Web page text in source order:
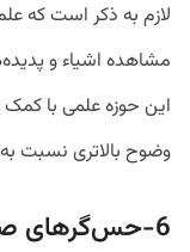
لازم به ذکر است که
مشاهده اشیاء و
این حوزه علمی با کمک
وضوح بالاتری نسبت
6-حس‌گر‌های صنعتی